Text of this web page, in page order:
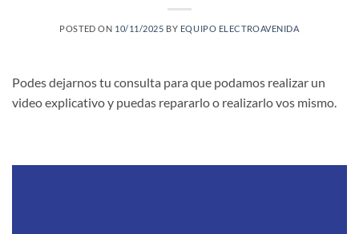
POSTED ON 10/11/2025 BY EQUIPO ELECTROAVENIDA
Podes dejarnos tu consulta para que podamos realizar un
video explicativo y puedas repararlo o realizarlo vos mismo.